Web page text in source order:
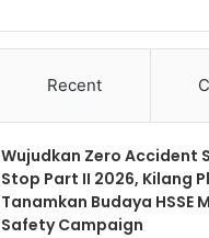
Recent
Wujudkan Zero Accident
Stop Part II 2026, Kilang
Tanamkan Budaya HSSE
Safety Campaign